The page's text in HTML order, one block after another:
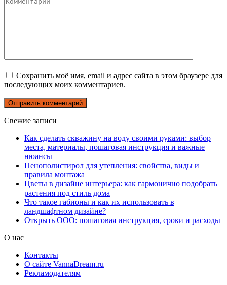
Сохранить моё имя, email и адрес сайта в этом браузере для
последующих моих комментариев.
Свежие записи
Как сделать скважину на воду своими руками: выбор
места, материалы, пошаговая инструкция и важные
нюансы
Пенополистирол для утепления: свойства, виды и
правила монтажа
Цветы в дизайне интерьера: как гармонично подобрать
растения под стиль дома
Что такое габионы и как их использовать в
ландшафтном дизайне?
Открыть ООО: пошаговая инструкция, сроки и расходы
О нас
Контакты
О сайте VannaDream.ru
Рекламодателям